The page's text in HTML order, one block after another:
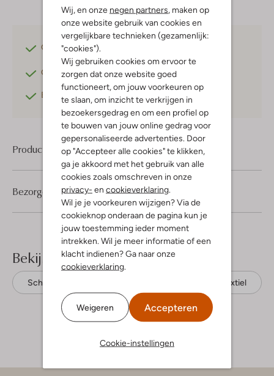
Wij, en onze negen partners, maken op
onze website gebruik van cookies en
vergelijkbare technieken (gezamenlijk:
"cookies").
Wij gebruiken cookies om ervoor te
zorgen dat onze website goed
functioneert, om jouw voorkeuren op
te slaan, om inzicht te verkrijgen in
bezoekersgedrag en om een profiel op
te bouwen van jouw online gedrag voor
gepersonaliseerde advertenties. Door
op "Accepteer alle cookies" te klikken,
ga je akkoord met het gebruik van alle
cookies zoals omschreven in onze
privacy- en cookieverklaring.
Wil je je voorkeuren wijzigen? Via de
cookieknop onderaan de pagina kun je
jouw toestemming ieder moment
intrekken. Wil je meer informatie of een
klacht indienen? Ga naar onze
cookieverklaring.
Weigeren Accepteren
Cookie-instellingen
Gratis verzending
Gratis retournerenbinnen 30 dagen*
Betaal achteraf met Klarna
Product informatie
Bezorgen & retourneren
Bekijk meer
Schoudertassen Textiel